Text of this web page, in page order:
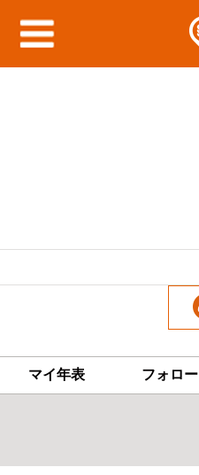
マイ年表 フォロー